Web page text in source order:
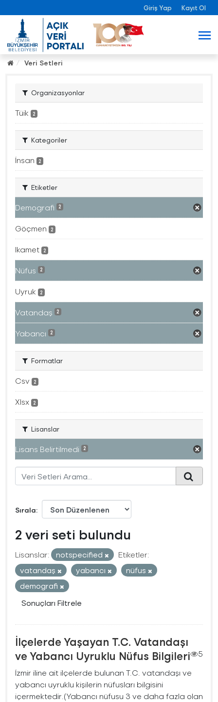
Giriş Yap Kayıt Ol
Veri Setleri
Organizasyonlar
Tüik 2
Kategoriler
İnsan 2
Etiketler
Demografi 2
Göçmen 2
Ikamet 2
Nüfus 2
Uyruk 2
Vatandaş 2
Yabancı 2
Formatlar
Csv 2
Xlsx 2
Lisanslar
Lisans Belirtilmedi 2
Sırala
2 veri seti bulundu
Lisanslar: notspecified
Etiketler:
vatandaş
yabancı
nüfus
demografi
Sonuçları Filtrele
İlçelerde Yaşayan T.C. Vatandaşı
ve Yabancı Uyruklu Nüfus Bilgileri
5
İzmir iline ait ilçelerde bulunan T.C. vatandaşı ve
yabancı uyruklu kişilerin nüfusları bilgisini
içermektedir.(Yabancı nüfusu 3 ve daha fazla olan